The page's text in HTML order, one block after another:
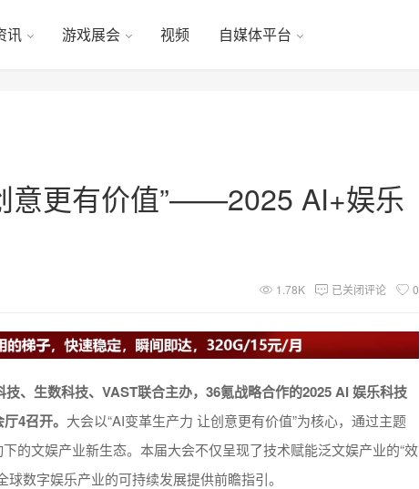
讯 游戏展会 视频 自媒体平台
意更有价值”——2025 AI+娱乐
1.78K 已关闭评论 0
、生数科技、VAST联合主办，36氪战略合作的2025 AI 娱乐科技
4召开。 大会以“AI变革生产力 让创意更有价值”为核心，通过主题
的文娱产业新生态。本届大会不仅呈现了技术赋能泛文娱产业的“效
数字娱乐产业的可持续发展提供前瞻指引。